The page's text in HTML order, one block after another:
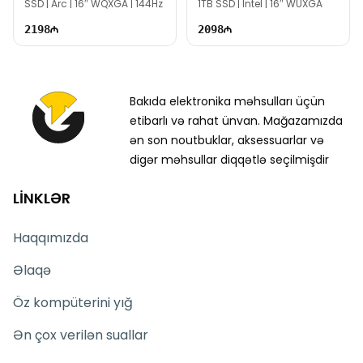
SSD | Arc | 16″ WQXGA | 144Hz
2198
1TB SSD | Intel | 16″ WUXGA
2098
Bakıda elektronika məhsulları üçün
etibarlı və rahat ünvan. Mağazamızda
ən son noutbuklar, aksessuarlar və
digər məhsullar diqqətlə seçilmişdir
LİNKLƏR
Haqqımızda
Əlaqə
Öz kompüterini yığ
Ən çox verilən suallar